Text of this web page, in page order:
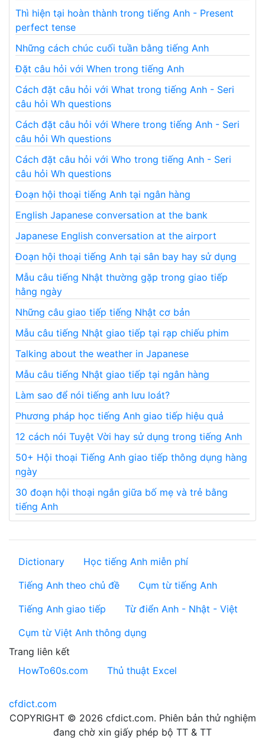
Thì hiện tại hoàn thành trong tiếng Anh - Present
perfect tense
Những cách chúc cuối tuần bằng tiếng Anh
Đặt câu hỏi với When trong tiếng Anh
Cách đặt câu hỏi với What trong tiếng Anh - Seri
câu hỏi Wh questions
Cách đặt câu hỏi với Where trong tiếng Anh - Seri
câu hỏi Wh questions
Cách đặt câu hỏi với Who trong tiếng Anh - Seri
câu hỏi Wh questions
Đoạn hội thoại tiếng Anh tại ngân hàng
English Japanese conversation at the bank
Japanese English conversation at the airport
Đoạn hội thoại tiếng Anh tại sân bay hay sử dụng
Mẫu câu tiếng Nhật thường gặp trong giao tiếp
hằng ngày
Những câu giao tiếp tiếng Nhật cơ bản
Mẫu câu tiếng Nhật giao tiếp tại rạp chiếu phim
Talking about the weather in Japanese
Mẫu câu tiếng Nhật giao tiếp tại ngân hàng
Làm sao để nói tiếng anh lưu loát?
Phương pháp học tiếng Anh giao tiếp hiệu quả
12 cách nói Tuyệt Vời hay sử dụng trong tiếng Anh
50+ Hội thoại Tiếng Anh giao tiếp thông dụng hàng
ngày
30 đoạn hội thoại ngắn giữa bố mẹ và trẻ bằng
tiếng Anh
Dictionary
Học tiếng Anh miễn phí
Tiếng Anh theo chủ đề
Cụm từ tiếng Anh
Tiếng Anh giao tiếp
Từ điển Anh - Nhật - Việt
Cụm từ Việt Anh thông dụng
Trang liên kết
HowTo60s.com
Thủ thuật Excel
cfdict.com
COPYRIGHT © 2026 cfdict.com. Phiên bản thử nghiệm
đang chờ xin giấy phép bộ TT & TT